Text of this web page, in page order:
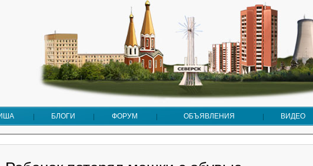
БЛОГИ ФОРУМ ОБЪЯВЛЕНИЯ ВИДЕО